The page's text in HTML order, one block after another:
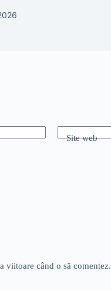
Site web
viitoare când o să comentez.